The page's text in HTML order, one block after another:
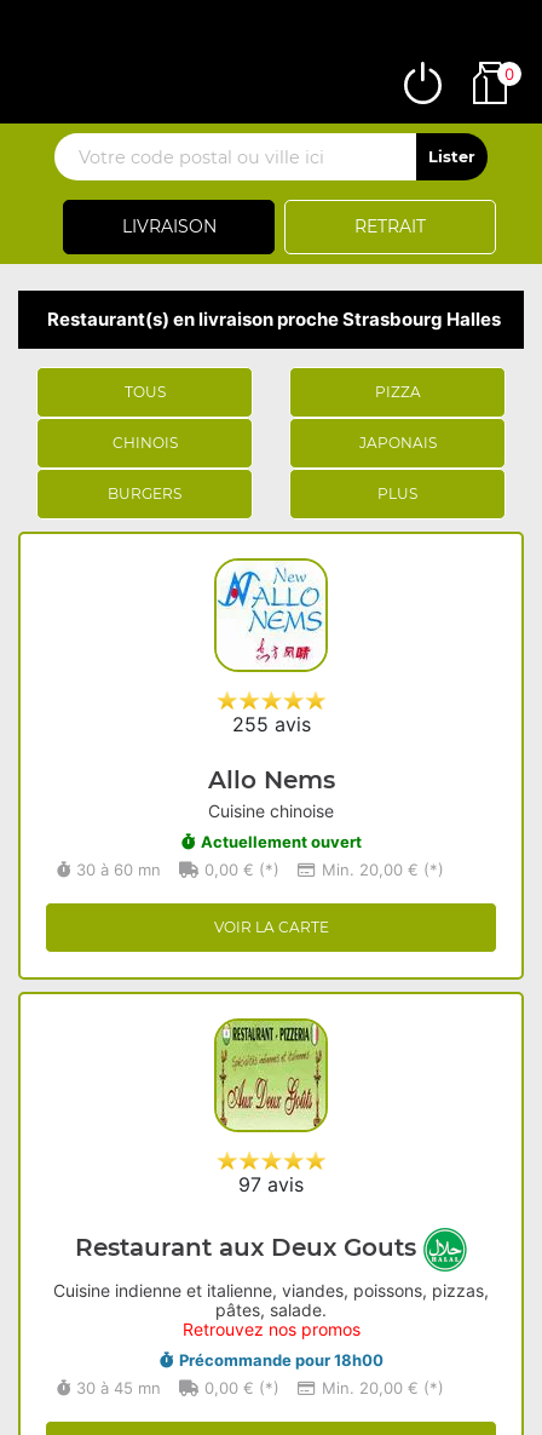
LIVRAISON RETRAIT
0
Restaurant(s) en livraison proche Strasbourg Halles
TOUS PIZZA
CHINOIS JAPONAIS
BURGERS PLUS
255 avis
Allo Nems
Cuisine chinoise
Actuellement ouvert
30 à 60 mn
0,00 € (*) Min. 20,00 € (*)
VOIR LA CARTE
97 avis
Restaurant aux Deux Gouts
Cuisine indienne et italienne, viandes, poissons, pizzas,
pâtes, salade.
Retrouvez nos promos
Précommande pour 18h00
30 à 45 mn
0,00 € (*) Min. 20,00 € (*)